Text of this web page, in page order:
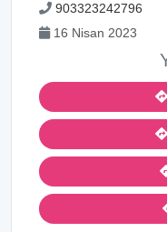
903323242796
16 Nisan 2023